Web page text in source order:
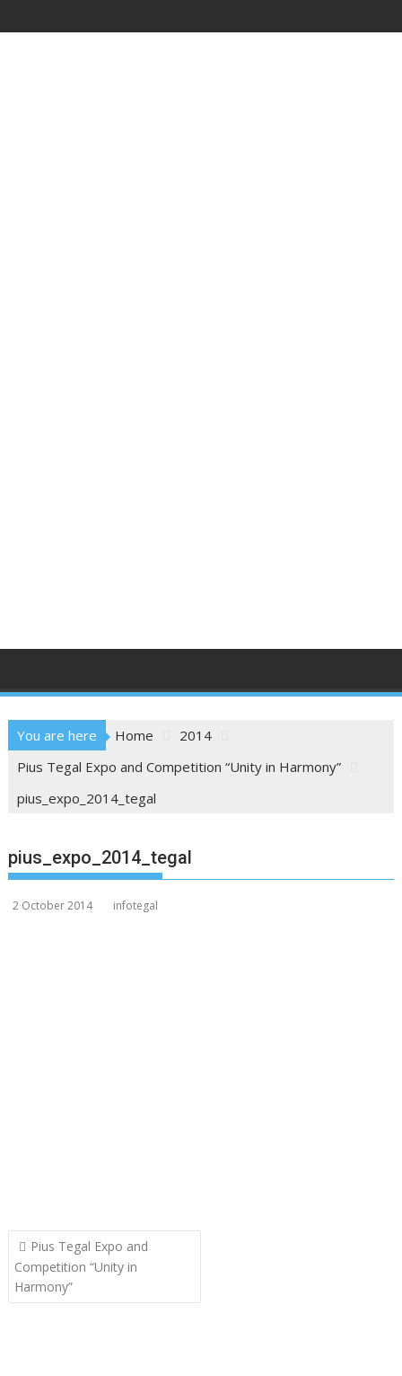
to
You are here Home
2014
Pius Tegal Expo and Competition “Unity in Harmony”
pius_expo_2014_tegal
pius_expo_2014_tegal
2 October 2014 infotegal
Post
navigation
Pius Tegal Expo and
Competition “Unity in
Harmony”